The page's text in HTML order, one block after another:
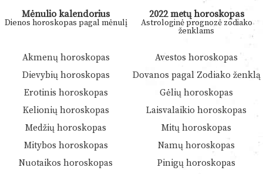
Mėnulio kalendorius
Dienos horoskopas pagal mėnulį
2022 metų horoskopas
Astrologinė prognozė zodiako
ženklams
Akmenų horoskopas
Avestos horoskopas
Dievybių horoskopas
Dovanos pagal Zodiako ženklą
Erotinis horoskopas
Gėlių horoskopas
Kelionių horoskopas
Laisvalaikio horoskopas
Medžių horoskopas
Mitų horoskopas
Mitybos horoskopas
Namų horoskopas
Nuotaikos horoskopas
Pinigų horoskopas